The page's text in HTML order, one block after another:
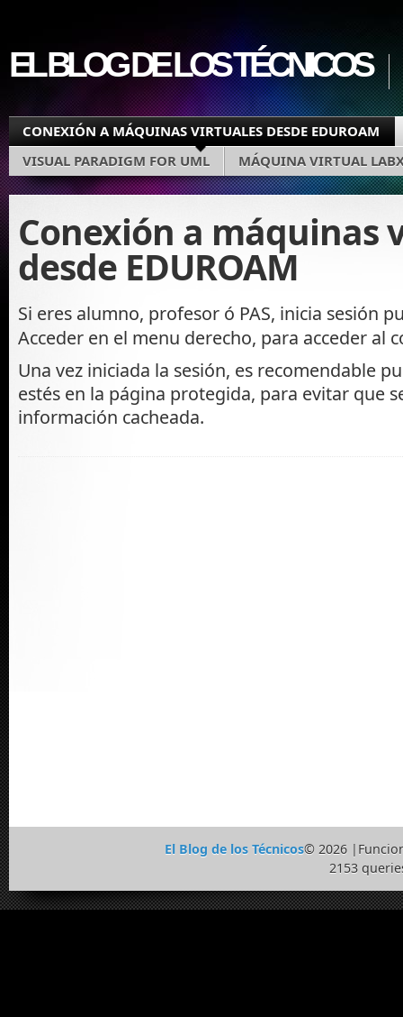
EL BLOG DE LOS TÉCNICOS
CONEXIÓN A MÁQUINAS VIRTUALES DESDE EDUROAM
VISUAL PARADIGM FOR UML
MÁQUINA VIRTUAL
Conexión a máquinas
desde EDUROAM
Si eres alumno, profesor ó PAS, inicia sesión
Acceder en el menu derecho, para acceder al
Una vez iniciada la sesión, es recomendable
estés en la página protegida, para evitar que
información cacheada.
El Blog de los Técnicos© 2026
2153